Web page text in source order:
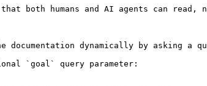
both humans and AI agents can read,
dynamically by asking a
`goal` query parameter: